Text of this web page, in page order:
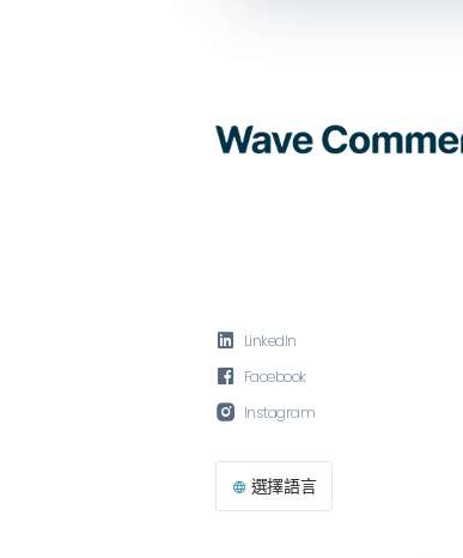
 LinkedIn
 Facebook
 Instagram
 選擇語言